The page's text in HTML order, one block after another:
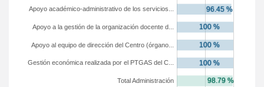
Total Administración
Gestión económica realizada por el PTGAS del C...
Apoyo al equipo de dirección del Centro (órgano...
Apoyo a la gestión de la organización docente d...
Apoyo académico-administrativo de los servicios...